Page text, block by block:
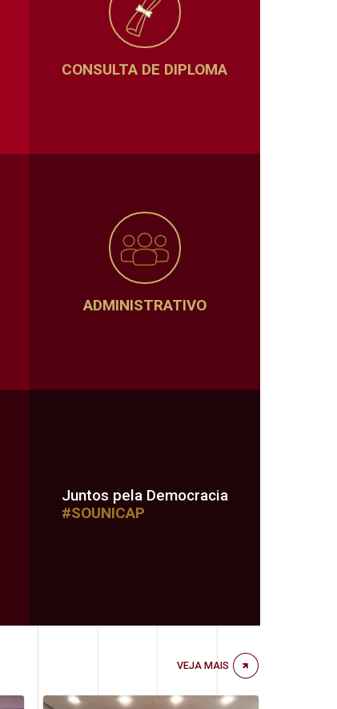
CONSULTA DE DIPLOMA
ADMINISTRATIVO
Juntos pela Democracia
#SOUNICAP
VEJA MAIS